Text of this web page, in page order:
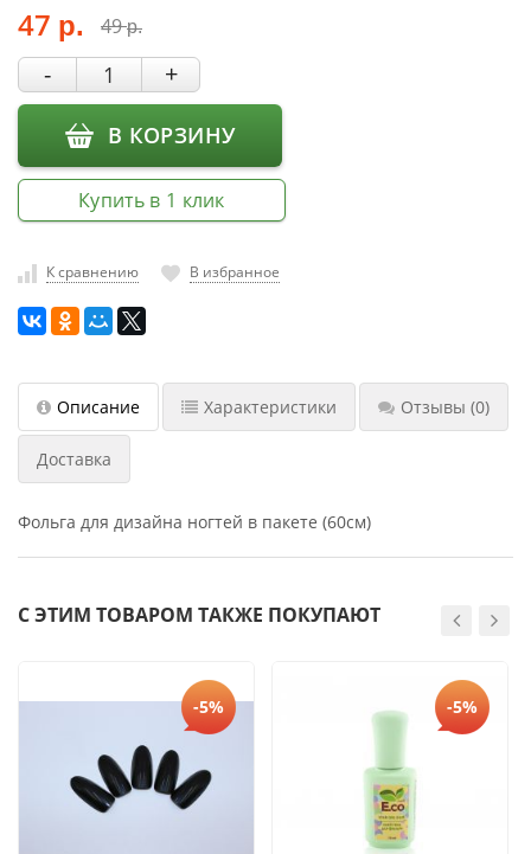
Стерилизаторы
УЗ-ванны
Фрезы и
Хранение
инструмента
РАСПРОДАЖА
47 р. 49р.
- +
В КОРЗИНУ
Купить в 1 клик
К сравнению В избранное
Описание Характеристики Отзывы (0)
Доставка
Фольга для дизайна ногтей в пакете (60см)
С ЭТИМ ТОВАРОМ ТАКЖЕ ПОКУПАЮТ
-5% -5%